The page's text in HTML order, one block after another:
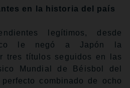
en la historia del país
legítimos, desde
le negó a Japón la
tres títulos seguidos en las
Mundial de Béisbol del
combinado de ocho